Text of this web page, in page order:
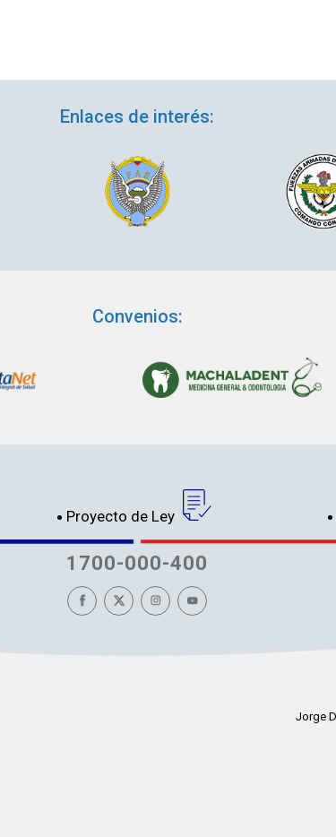
Enlaces de interés:
Convenios:
Proyecto de Ley
1700-000-400
Jorge